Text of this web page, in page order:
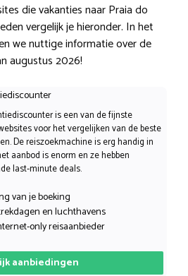
die vakanties naar Praia do
vergelijk je hieronder. In het
we nuttige informatie over de
augustus 2026!
is een van de fijnste
voor het vergelijken van de beste
De reiszoekmachine is erg handig in
aanbod is enorm en ze hebben
last-minute deals.
van je boeking
en luchthavens
only reisaanbieder
aanbiedingen